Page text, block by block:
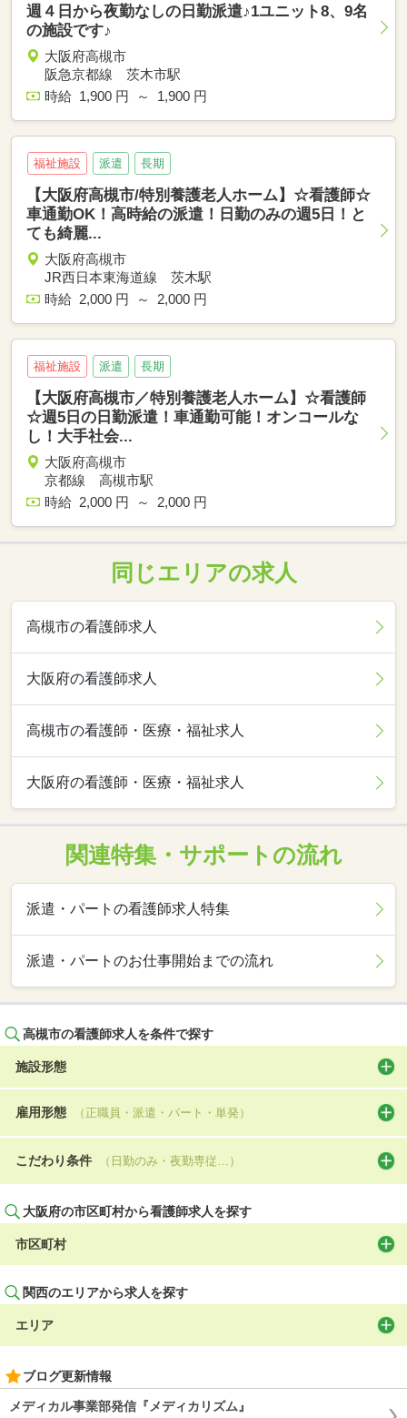
週４日から夜勤なしの日勤派遣♪1ユニット8、9名
の施設です♪
大阪府高槻市
阪急京都線 茨木市駅
時給 1,900 円 ～ 1,900 円
福祉施設 派遣 長期
【大阪府高槻市/特別養護老人ホーム】☆看護師☆
車通勤OK！高時給の派遣！日勤のみの週5日！と
ても綺麗...
大阪府高槻市
JR西日本東海道線 茨木駅
時給 2,000 円 ～ 2,000 円
福祉施設 派遣 長期
【大阪府高槻市／特別養護老人ホーム】☆看護師
☆週5日の日勤派遣！車通勤可能！オンコールな
し！大手社会...
大阪府高槻市
京都線 高槻市駅
時給 2,000 円 ～ 2,000 円
同じエリアの求人
高槻市の看護師求人
大阪府の看護師求人
高槻市の看護師・医療・福祉求人
大阪府の看護師・医療・福祉求人
関連特集・サポートの流れ
派遣・パートの看護師求人特集
派遣・パートのお仕事開始までの流れ
高槻市の看護師求人を条件で探す
施設形態
雇用形態 （正職員・派遣・パート・単発）
こだわり条件 （日勤のみ・夜勤専従…）
大阪府の市区町村から看護師求人を探す
市区町村
関西のエリアから求人を探す
エリア
ブログ更新情報
メディカル事業部発信『メディカリズム』